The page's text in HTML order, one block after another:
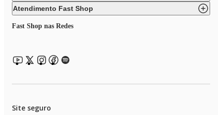
Atendimento Fast Shop
Fast Shop nas Redes
Site seguro